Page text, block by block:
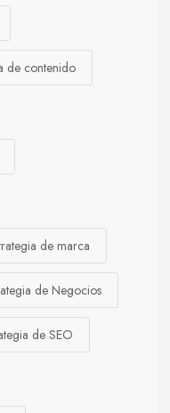
de contenido
de marca
de Negocios
de SEO